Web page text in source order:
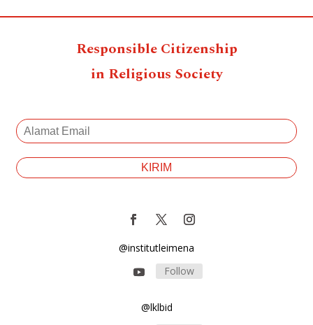
Responsible Citizenship
in Religious Society
@institutleimena
Follow
@lklbid